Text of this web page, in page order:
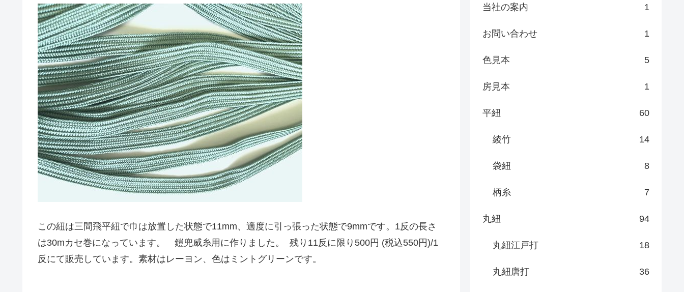
この紐は三間飛平紐で巾は放置した状態で11mm、適度に引っ張った状態で9mmです。1反の長さ
は30mカセ巻になっています。 鎧兜威糸用に作りました。 残り11反に限り500円 (税込550円)/1
反にて販売しています。素材はレーヨン、色はミントグリーンです。
当社の案内 1
お問い合わせ 1
色見本 5
房見本 1
平紐 60
綾竹 14
袋紐 8
柄糸 7
丸紐 94
丸紐江戸打 18
丸紐唐打 36